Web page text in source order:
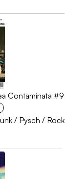
Contaminata #9
/ Pysch / Rock